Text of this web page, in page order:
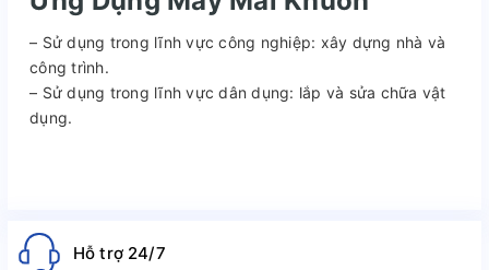
– Sử dụng trong lĩnh vực công nghiệp: xây dựng nhà và
công trình.
– Sử dụng trong lĩnh vực dân dụng: lắp và sửa chữa vật
dụng.
Hỗ trợ 24/7